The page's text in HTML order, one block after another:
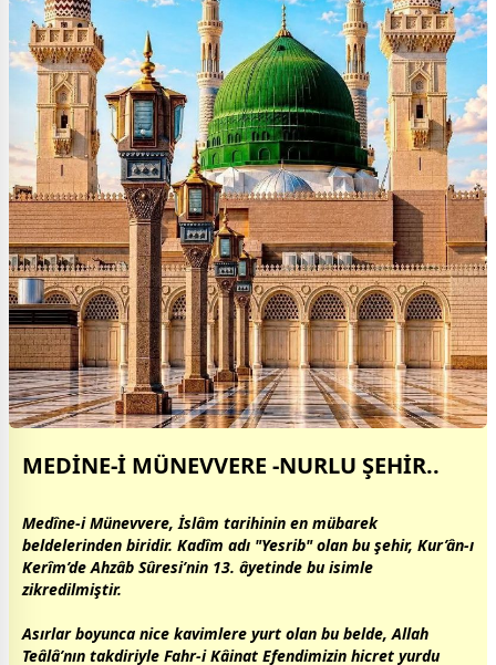
MEDİNE-İ MÜNEVVERE -NURLU ŞEHİR..
Medîne-i Münevvere, İslâm tarihinin en mübarek
beldelerinden biridir. Kadîm adı "Yesrib" olan bu şehir, Kur’ân-ı
Kerîm’de Ahzâb Sûresi’nin 13. âyetinde bu isimle
zikredilmiştir.
Asırlar boyunca nice kavimlere yurt olan bu belde,Allah
Teâlâ’nın takdiriyle Fahr-i Kâinat Efendimizin hicret yurdu